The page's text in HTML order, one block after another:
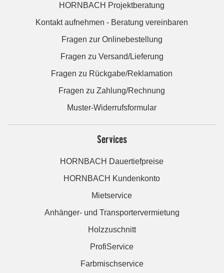
HORNBACH Projektberatung
Kontakt aufnehmen - Beratung vereinbaren
Fragen zur Onlinebestellung
Fragen zu Versand/Lieferung
Fragen zu Rückgabe/Reklamation
Fragen zu Zahlung/Rechnung
Muster-Widerrufsformular
Services
HORNBACH Dauertiefpreise
HORNBACH Kundenkonto
Mietservice
Anhänger- und Transportervermietung
Holzzuschnitt
ProfiService
Farbmischservice